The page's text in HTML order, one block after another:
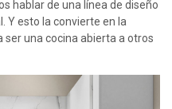
hablar de una línea de diseño
Y esto la convierte en la
ser una cocina abierta a otros